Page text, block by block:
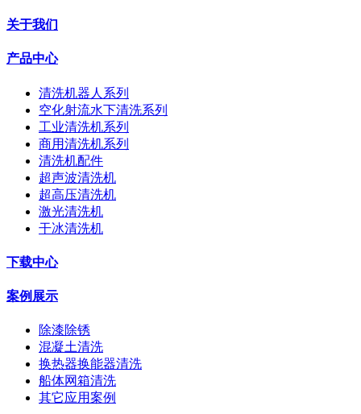
关于我们
产品中心
清洗机器人系列
空化射流水下清洗系列
工业清洗机系列
商用清洗机系列
清洗机配件
超声波清洗机
超高压清洗机
激光清洗机
干冰清洗机
下载中心
案例展示
除漆除锈
混凝土清洗
换热器换能器清洗
船体网箱清洗
其它应用案例